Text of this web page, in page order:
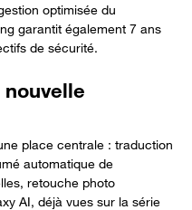
optimisée du
garantit également 7 ans
de sécurité.
place centrale : traduction
automatique de
retouche photo
AI, déjà vues sur la série